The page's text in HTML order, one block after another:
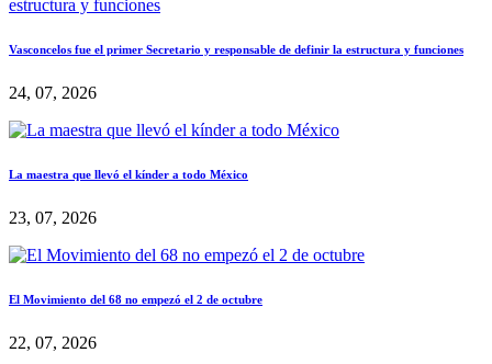
Vasconcelos fue el primer Secretario y responsable de definir la estructura y funciones
24, 07, 2026
La maestra que llevó el kínder a todo México
23, 07, 2026
El Movimiento del 68 no empezó el 2 de octubre
22, 07, 2026